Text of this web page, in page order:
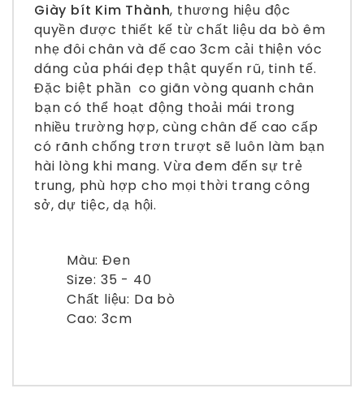
Giày bít Kim Thành, thương hiệu độc
quyền được thiết kế từ chất liệu da bò êm
nhẹ đôi chân và đế cao 3cm cải thiện vóc
dáng của phái đẹp thật quyến rũ, tinh tế.
Đặc biệt phần co giãn vòng quanh chân
bạn có thể hoạt động thoải mái trong
nhiều trường hợp, cùng chân đế cao cấp
có rãnh chống trơn trượt sẽ luôn làm bạn
hài lòng khi mang. Vừa đem đến sự trẻ
trung, phù hợp cho mọi thời trang công
sở, dự tiệc, dạ hội.
Màu: Đen
Size: 35 - 40
Chất liệu: Da bò
Cao: 3cm